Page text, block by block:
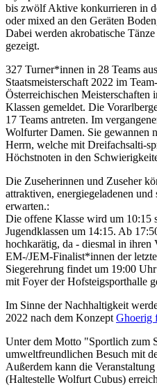
bis zwölf Aktive konkurrieren in
oder mixed an den Geräten
Dabei werden akrobatische
gezeigt.
327 Turner*innen in 28 Teams
Staatsmeisterschaft 2022 im
Österreichischen
Klassen gemeldet. Die
17 Teams antreten. Im
Wolfurter Damen. Sie gewannen
Herrn, welche mit Dreifachsalti-
Höchstnoten in den
Die Zuseherinnen und Zuseher
attraktiven, energiegeladenen
erwarten.:
Die offene Klasse wird um 10:15
Jugendklassen um 14:15. Ab
hochkarätig, da - diesmal in ihren
EM-/JEM-Finalist*innen der
Siegerehrung findet um 19:00
mit Foyer der Hofsteigsporthalle
Im Sinne der Nachhaltigkeit
2022 nach dem Konzept Ghoerig
Unter dem Motto "Sportlich zum
umweltfreundlichen Besuch mit
Außerdem kann die
(Haltestelle Wolfurt Cubus)